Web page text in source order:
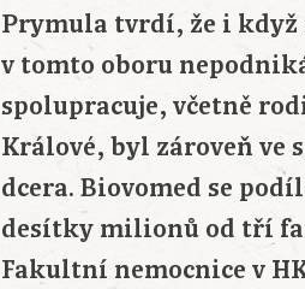
Prymula tvrdí, že i
v tomto oboru
spolupracuje, včetně
Králové, byl zároveň ve
dcera. Biovomed se
desítky milionů od tří
Fakultní nemocnice v